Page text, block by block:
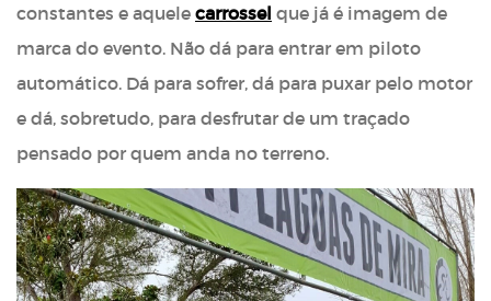
constantes e aquele carrossel que já é imagem de
marca do evento. Não dá para entrar em piloto
automático. Dá para sofrer, dá para puxar pelo motor
e dá, sobretudo, para desfrutar de um traçado
pensado por quem anda no terreno.